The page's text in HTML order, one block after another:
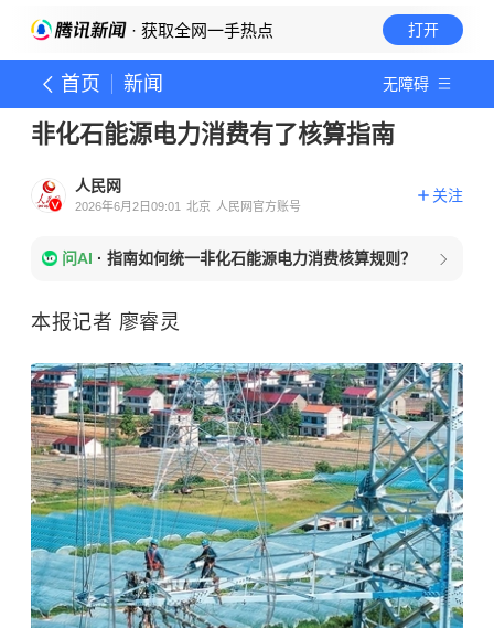
· 获取全网一手热点 打开
首页 新闻 无障碍
非化石能源电力消费有了核算指南
人民网
2026年6月2日09:01 北京 人民网官方账号
关注
问AI · 指南如何统一非化石能源电力消费核算规则？
本报记者 廖睿灵